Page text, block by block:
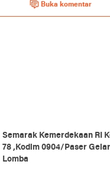
Buka komentar
Semarak Kemerdekaan RI
78 ,Kodim 0904/Paser Gelar
Lomba